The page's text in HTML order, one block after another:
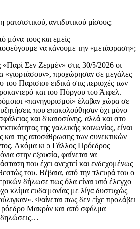
αντιδυτικού μίσους;
μόνα τους και εμείς
να κάνουμε την «μετάφραση»;
Σεν Ζερμέν» στις 30/5/2026 οι
«γιορτάσουν», προχώρησαν σε μεγάλες
του Παρισιού ειδικά στις περιοχές των
και του Πύργου του Άιφελ.
«πανηγυρισμοί» έλαβαν χώρα σε
που επακολούθησαν όχι μόνο
και δικαιοσύνης, αλλά και στο
της γαλλικής κοινωνίας, είναι
και της αποσάθρωσης των συνεκτικών
Ακόμα κι ο Γάλλος Πρόεδρος
στην εξουσία, φαίνεται να
που έχει ανεχτεί και ενδεχομένως
του. Βέβαια, από την πλευρά του ο
δήλωσε πως όλα είναι υπό έλεγχο
κλίμα ευδαιμονίας με λίγα δυστυχώς
Φαίνεται πως δεν είχε προλάβει
Μακρόν και από σφάλμα
δηλώσεις…